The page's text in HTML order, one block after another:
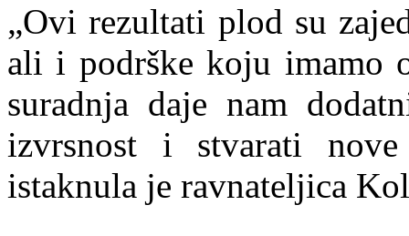
„Ovi rezultati plod su
ali i podrške koju imamo
suradnja daje nam
izvrsnost i stvarati nove
istaknula je ravnateljica